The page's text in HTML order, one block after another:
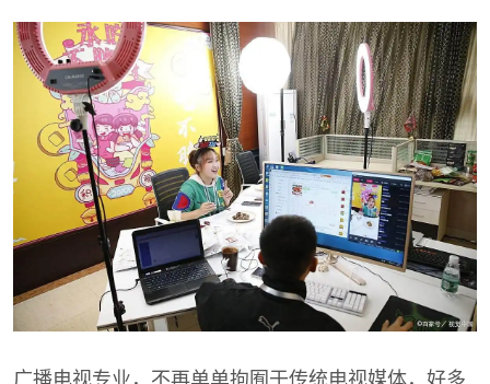
广播电视专业，不再单单拘囿于传统电视媒体，好多